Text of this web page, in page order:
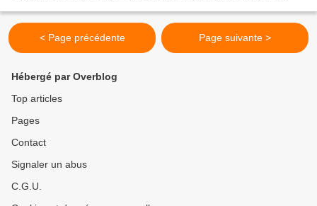
< Page précédente Page suivante >
Hébergé par Overblog
Top articles
Pages
Contact
Signaler un abus
C.G.U.